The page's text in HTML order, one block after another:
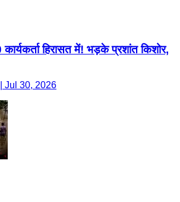
हिरासत में! भड़के प्रशांत किशोर,
Jul 30, 2026